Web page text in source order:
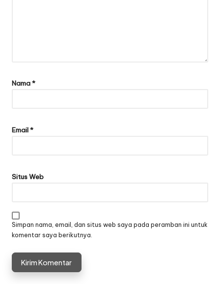
Nama*
Email*
Situs Web
Simpan nama, email, dan situs web saya pada peramban ini untuk
komentar saya berikutnya.